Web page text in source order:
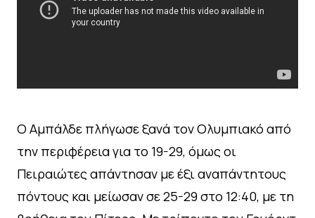
Ο Αμπάλδε πλήγωσε ξανά τον Ολυμπιακό από
την περιφέρεια για το 19-29, όμως οι
Πειραιώτες απάντησαν με έξι αναπάντητους
πόντους και μείωσαν σε 25-29 στο 12:40, με τη